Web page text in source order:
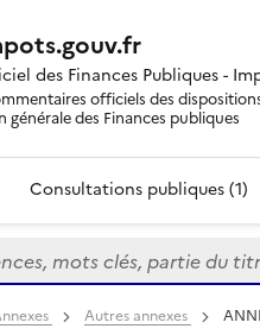
des Finances Publiques -
officiels des
générale des Finances publiques
Consultations publiques (1)
mots clés, partie du titre)
Autres annexes